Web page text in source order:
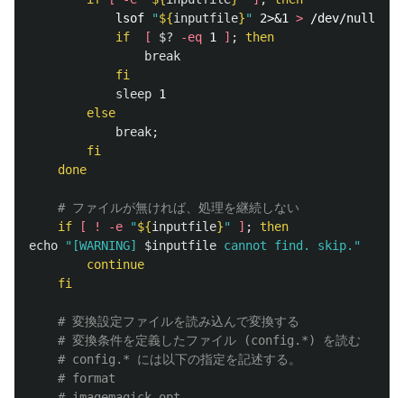
lsof
"${inputfile}" 2>&1 > /dev/null
if
[ $? -eq 1 ] ;
then
break
fi
sleep 1
else
break;
fi
    done
# ファイルが無ければ、処理を継続しない
if
[ ! -e "${inputfile}" ] ;
echo
"[WARNING] $inputfile cannot find. skip."
continue
    fi
# 変換設定ファイルを読み込んで変換する
# 変換条件を定義したファイル (config.*) を読む
# config.* には以下の指定を記述する。
# format